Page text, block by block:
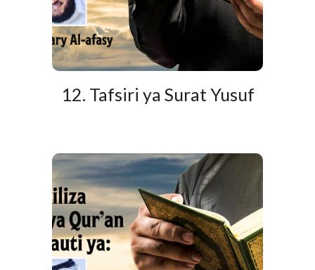
12. Tafsiri ya Surat Yusuf